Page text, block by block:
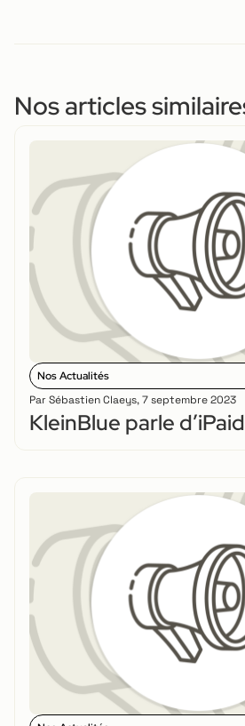
Nos articles
Nos Actualités
Par Sébastien Claeys,7 septembre 2023
KleinBlue parle